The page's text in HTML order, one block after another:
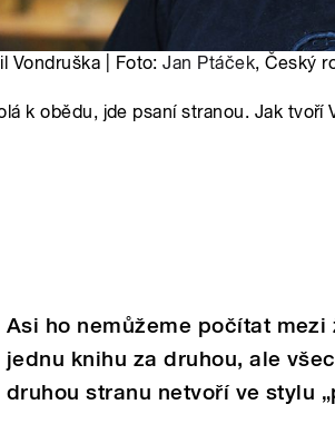
Vondruška | Foto:Jan Ptáček, Český
k obědu, jde psaní stranou. Jak tvoří
Asi ho nemůžeme počítat
jednu knihu za druhou, ale
druhou stranu netvoří ve stylu